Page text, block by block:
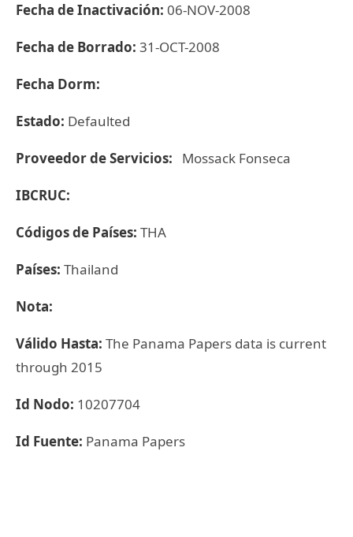
Fecha de Inactivación: 06-NOV-2008
Fecha de Borrado: 31-OCT-2008
Fecha Dorm:
Estado: Defaulted
Proveedor de Servicios: Mossack Fonseca
IBCRUC:
Códigos de Países: THA
Países: Thailand
Nota:
Válido Hasta: The Panama Papers data is current
through 2015
Id Nodo: 10207704
Id Fuente: Panama Papers